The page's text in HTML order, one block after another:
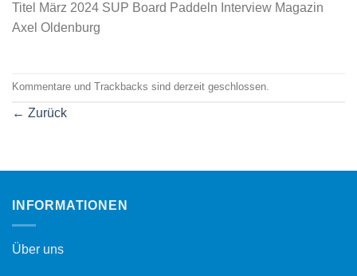
Titel März 2024 SUP Board Paddeln Interview Magazin
Axel Oldenburg
Kommentare und Trackbacks sind derzeit geschlossen.
← Zurück
INFORMATIONEN
Über uns